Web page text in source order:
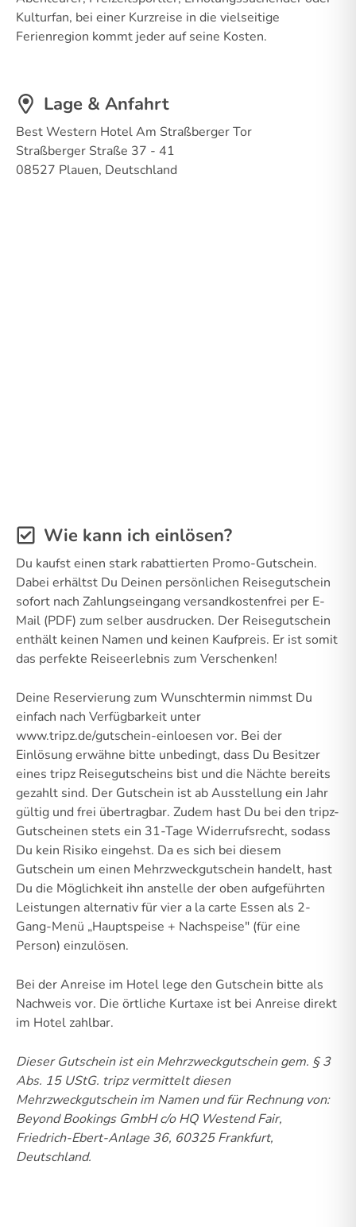
Kulturfan, bei einer Kurzreise in die vielseitige
Ferienregion kommt jeder auf seine Kosten.
Lage & Anfahrt
Best Western Hotel Am Straßberger Tor
Straßberger Straße 37 - 41
08527 Plauen, Deutschland
Wie kann ich einlösen?
Du kaufst einen stark rabattierten Promo-Gutschein.
Dabei erhältst Du Deinen persönlichen Reisegutschein
sofort nach Zahlungseingang versandkostenfrei per E-
Mail (PDF) zum selber ausdrucken. Der Reisegutschein
enthält keinen Namen und keinen Kaufpreis. Er ist somit
das perfekte Reiseerlebnis zum Verschenken!
Deine Reservierung zum Wunschtermin nimmst Du
einfach nach Verfügbarkeit unter
www.tripz.de/gutschein-einloesen vor. Bei der
Einlösung erwähne bitte unbedingt, dass Du Besitzer
eines tripz Reisegutscheins bist und die Nächte bereits
gezahlt sind. Der Gutschein ist ab Ausstellung ein Jahr
gültig und frei übertragbar. Zudem hast Du bei den tripz-
Gutscheinen stets ein 31-Tage Widerrufsrecht, sodass
Du kein Risiko eingehst. Da es sich bei diesem
Gutschein um einen Mehrzweckgutschein handelt, hast
Du die Möglichkeit ihn anstelle der oben aufgeführten
Leistungen alternativ für vier a la carte Essen als 2-
Gang-Menü „Hauptspeise + Nachspeise" (für eine
Person) einzulösen.
Bei der Anreise im Hotel lege den Gutschein bitte als
Nachweis vor. Die örtliche Kurtaxe ist bei Anreise direkt
im Hotel zahlbar.
Dieser Gutschein ist ein Mehrzweckgutschein gem. § 3
Abs. 15 UStG. tripz vermittelt diesen
Mehrzweckgutschein im Namen und für Rechnung von:
Beyond Bookings GmbH c/o HQ Westend Fair,
Friedrich-Ebert-Anlage 36, 60325 Frankfurt,
Deutschland.